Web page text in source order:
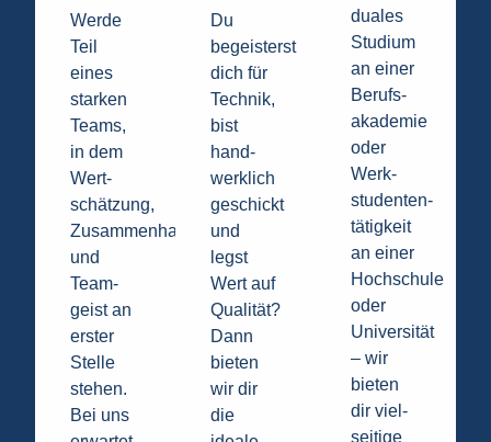
Werde
Teil
eines
starken
Teams,
in dem
Wert­
schätzung,
Zusammenhalt
und
Team­
geist an
erster
Stelle
stehen.
Bei uns
Du
begeisterst
dich für
Technik,
bist
hand­
werklich
geschickt
und
legst
Wert auf
Qualität?
Dann
bieten
wir dir
die
duales
Studium
an einer
Berufs­
akademie
oder
Werk­
studenten­
tätigkeit
an einer
Hochschule
oder
Universität
– wir
bieten
dir viel­
seitige